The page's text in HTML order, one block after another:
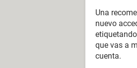
Una
nuevo
que vas a
cuenta.